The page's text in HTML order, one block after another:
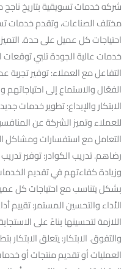
شركه خدمات تسويقية بتاريخ
مختلف الصناعات، وتقدم
احتياجات كل عميل على حدة.
خدمات عالية الجودة تلبي
التفاعل مع العملاء: توفير تجربة
الفعّال والاستماع إلى
الابتكار والإبداع: تطوير
للعملاء وتميز الشركة عن
التعامل مع استفسارات ومشاكل
رضاهم. تدريب الكوادر: توفير
وزيادة كفاءتهم في تقديم
بشكل يتناسب مع احتياجات
الأداء والتحسين المستمر: تقييم
اللازمة لتحسينها بناءً على
والتفوق. الابتكار: يتعلق
العمليات أو تقديم منتجات أو